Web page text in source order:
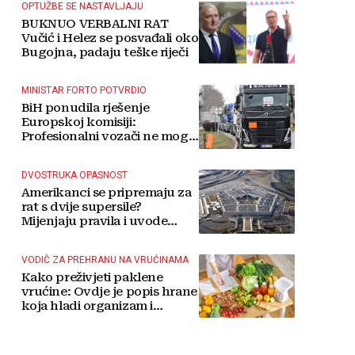
OPTUŽBE SE NASTAVLJAJU
BUKNUO VERBALNI RAT
Vučić i Helez se posvađali oko
Bugojna, padaju teške riječi
MINISTAR FORTO POTVRDIO
BiH ponudila rješenje
Europskoj komisiji:
Profesionalni vozači ne mogu
DVOSTRUKA OPASNOST
Amerikanci se pripremaju za
rat s dvije supersile?
Mijenjaju pravila i uvode
VODIČ ZA PREHRANU NA VRUĆINAMA
Kako preživjeti paklene
vrućine: Ovdje je popis hrane
koja hladi organizam i